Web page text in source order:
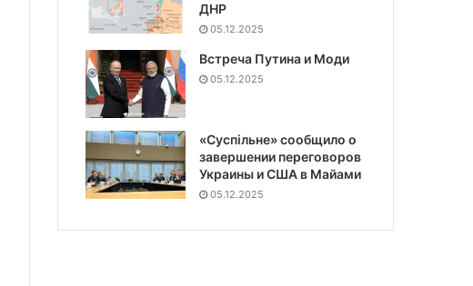
ДНР
05.12.2025
Встреча Путина и Моди
05.12.2025
«Суспiльне» сообщило о
завершении переговоров
Украины и США в Майами
05.12.2025